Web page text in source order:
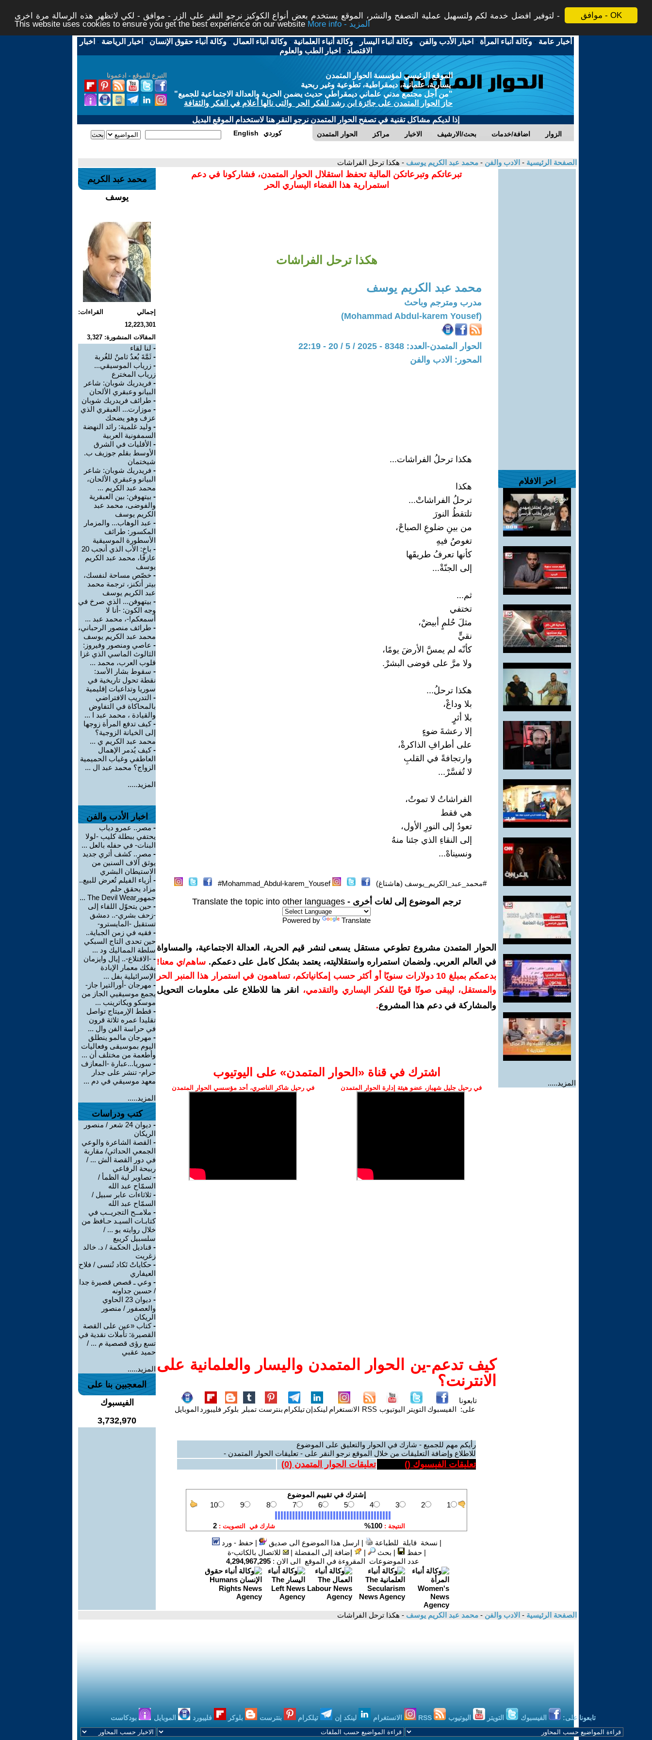
موافق - OK
لتوفير افضل خدمة لكم ولتسهيل عملية التصفح والنشر، الموقع يستخدم بعض أنواع الكوكيز نرجو النقر على الزر - موافق - لكي لاتظهر هذه الرسالة مرة اخرى -
This website uses cookies to ensure you get the best experience on our website
More info - المزيد
أخبار عامة -وكالة أنباء المرأة - اخبار الأدب والفن -وكالة أنباء اليسار -وكالة أنباء العلمانية -وكالة أنباء العمال -وكالة أنباء حقوق الإنسان - اخبار الرياضة - اخبار
الاقتصاد - اخبار الطب والعلوم
التبرع للموقع - ادعمونا
الموقع الرئيسي لمؤسسة الحوار المتمدن
يسارية، علمانية، ديمقراطية، تطوعية وغير ربحية
"من أجل مجتمع مدني علماني ديمقراطي حديث يضمن الحرية والعدالة الاجتماعية للجميع"
حاز الحوار المتمدن على جائزة ابن رشد للفكر الحر والتى نالها أعلام في الفكر والثقافة
إذا لديكم مشاكل تقنية في تصفح الحوار المتمدن نرجو النقر هنا لاستخدام الموقع البديل
الحوار المتمدن مراكز الاخبار بحث/الارشيف اضافة/خدمات الزوار English كوردي
الصفحة الرئيسية - الادب والفن - محمد عبد الكريم يوسف - هكذا ترحل الفراشات
اخر الافلام
المزيد.....
تبرعاتكم وتبرعاتكن المالية تحفظ استقلال الحوار المتمدن، فشاركونا في دعم
استمرارية هذا الفضاء اليساري الحر
هكذا ترحل الفراشات
محمد عبد الكريم يوسف
مدرب ومترجم وباحث
(Mohammad Abdul-karem Yousef)
الحوار المتمدن-العدد: 8348 - 2025 / 5 / 20 - 22:19
المحور: الادب والفن
هكذا ترحلُ الفراشات...
هكذا
ترحلُ الفراشاتْ...
تلتقطُ النورَ
من بينِ ضلوعِ الصباحْ،
تغوصُ فيهِ
كأنها تعرفُ طريقَها
إلى الجنّةْ...
ثم...
تختفي
مثلَ حُلمٍ أبيضْ،
نقيٍّ
كأنّه لم يمسَّ الأرضَ يومًا،
ولا مرَّ على فوضى البشرْ.
هكذا ترحلُ...
بلا وداعْ،
بلا أثرٍ
إلا رعشةَ ضوءٍ
على أطرافِ الذاكرةْ،
وارتجافةً في القلبِ
لا تُفسَّرْ...
الفراشاتُ لا تموتُ،
هي فقط
تعودُ إلى النورِ الأول،
إلى النقاءِ الذي جئنا منهُ
ونسيناهْ...
#محمد_عبد_الكريم_يوسف (هاشتاغ) Mohammad_Abdul-karem_Yousef#
ترجم الموضوع إلى لغات أخرى - Translate the topic into other languages
Powered by Translate
الحوار المتمدن مشروع تطوعي مستقل يسعى لنشر قيم الحرية، العدالة الاجتماعية، والمساواة
في العالم العربي. ولضمان استمراره واستقلاليته، يعتمد بشكل كامل على دعمكم. ساهم/ي معنا!
بدعمكم بمبلغ 10 دولارات سنويًا أو أكثر حسب إمكانياتكم، تساهمون في استمرار هذا المنبر الحر
والمستقل، ليبقى صوتًا قويًا للفكر اليساري والتقدمي،
انقر هنا للاطلاع على معلومات التحويل
والمشاركة في دعم هذا المشروع.
اشترك في قناة ‫«الحوار المتمدن» على اليوتيوب
في رحيل جليل شهباز، عضو هيئة إدارة الحوار المتمدن في رحيل شاكر الناصري، أحد مؤسسي الحوار المتمدن
كيف تدعم-ين الحوار المتمدن واليسار والعلمانية على
الانترنت؟
تابعونا
على: الفيسبوك التويتر اليوتيوب RSS الانستغرام لينكدإنتيلكرام بنترست تمبلر بلوكر فليبورد الموبايل
رأيكم مهم للجميع - شارك في الحوار والتعليق على الموضوع
للاطلاع وإضافة التعليقات من خلال الموقع نرجو النقر على - تعليقات الحوار المتمدن -
تعليقات الفيسبوك () تعليقات الحوار المتمدن (0
)
| نسخة قابلة للطباعة | ارسل هذا الموضوع الى صديق |حفظ - ورد
|حفظ | بحث | إضافة إلى المفضلة |
للاتصال بالكاتب-ة
عدد الموضوعات المقروءة في الموقع الى الان : 4,294,967,295
محمد عبد الكريم
يوسف
إجمالي القراءات:
12,223,301
المقالات المنشورة: 3,327
- لنا لقاء
- ثَمَّةَ بُعدٌ ثامنٌ للغُربة
- زرياب الموسيقي...
زرياب المخترع
- فريدريك شوبان: شاعر
البيانو وعبقري الألحان
- طرائف فريدريك شوبان
- موزارت... العبقري الذي
عزف وهو يضحك
- وليد غلمية: رائد النهضة
السمفونية العربية
- الأقليات في الشرق
الأوسط بقلم جوزيف ب.
شيختمان
- فريدريك شوبان: شاعر
البيانو وعبقري الألحان،
محمد عبد الكريم ...
- بيتهوفن: بين العبقرية
والفوضى، محمد عبد
الكريم يوسف
- عبد الوهاب... والمزمار
المكسور: طرائف
الأسطورة الموسيقية
-
باخ: الأب الذي أنجب 20
عازفًا، محمد عبد الكريم
يوسف
- خصّص مساحة لنفسك،
بيتر أتكنز، ترجمة محمد
عبد الكريم يوسف
- بيتهوفن... الذي صرخ في
وجه الكون: -أنا لا
أسمعكم!-، محمد عبد ...
- طرائف منصور الرحباني،
محمد عبد الكريم يوسف
- عاصي ومنصور وفيروز:
الثالوث الماسي الذي غزا
قلوب العرب، محمد ...
- سقوط بشار الأسد:
نقطة تحول تاريخية في
سوريا وتداعيات إقليمية
- التدريب الافتراضي
بالمحاكاة في التفاوض
والقيادة ، محمد عبد ا ...
-كيف تدفع المرأة زوجها
إلى الخيانة الزوجية؟
محمد عبد الكريم ي ...
-كيف يُدمر الإهمال
العاطفي وغياب الحميمية
الزواج؟ محمد عبد ال ...
المزيد.....
اخبار الأدب والفن
- مصر.. عمرو دياب
يحتفي ببطلة كليب -لولا
البنات- في حفله بالعل ...
- مصر.. كشف أثري جديد
يوثق آلاف السنين من
الاستيطان البشري
- أزياء الفيلم تُعرض للبيع..
مزاد يحقق حلم
جمهورThe Devil Wear ...
- حين يتحوّل اللقاء إلى
-زحف بشري-.. دمشق
تستقبل -المايسترو-
- فقيه في زمن الجباية..
حين تحدى التاج السبكي
سلطة المماليك ود ...
- -الاقتلاع-.. إيال وايزمان
يفكك معمار الإبادة
الإسرائيلية بفل ...
- مهرجان -أورالتيرا جاز-
يجمع موسيقيي الجاز من
موسكو ويكاترينب ...
- قطط الإرميتاج تواصل
تقليدا عمره ثلاثة قرون
في حراسة الفن وال ...
- مهرجان مالمو ينطلق
اليوم بموسيقى وفعاليات
وأطعمة من مختلف أن ...
- سوريا...عبارة -المعازف
حرام- تنشر على جدار
معهد موسيقي في دم ...
المزيد.....
كتب ودراسات
-
ديوان 24 شعر / منصور
الريكان
- القصة الشاعرة والوعي
الجمعي الحداثي/ مقاربة
في دور القصة الش ... /
ربيحة الرفاعي
- تصاوير لية الظمأ /
السمّاح عبد الله
- ثلاثاءات عابر سبيل /
السمّاح عبد الله
- ملامــح التجريــب في
كتابـات السيـد حـافظ من
خلال روايته يو ... /
سلسبيل كريبع
- قناديل الحكمة / د. خالد
زغريت
- حكاياتْ تَكاد تُنسى / فلاح
العيفاري
- وعي ـ قصص قصيرة جدا
/ حسين جداونه
-
ديوان 23 الحاوي
والعصفور / منصور
الريكان
-كتاب «عين على القصة
القصيرة: تأملات نقدية في
تسع رؤى قصصية م ... /
حميد عقبي
المزيد.....
المعجبين بنا على
الفيسبوك
3,732,970
الصفحة الرئيسية - الادب والفن - محمد عبد الكريم يوسف - هكذا ترحل الفراشات
تابعونا على: الفيسبوك التويتر اليوتيوب الانستغرام لينكد إن تيلكرام بنترست بلوكر فليبورد الموبايل بودكاست